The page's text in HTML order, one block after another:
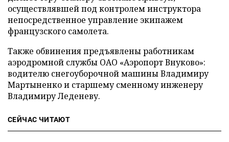
осуществлявшей под контролем инструктора
непосредственное управление экипажем
французского самолета.
Также обвинения предъявлены работникам
аэродромной службы ОАО «Аэропорт Внуково»:
водителю снегоуборочной машины Владимиру
Мартыненко и старшему сменному инженеру
Владимиру Леденеву.
СЕЙЧАС ЧИТАЮТ